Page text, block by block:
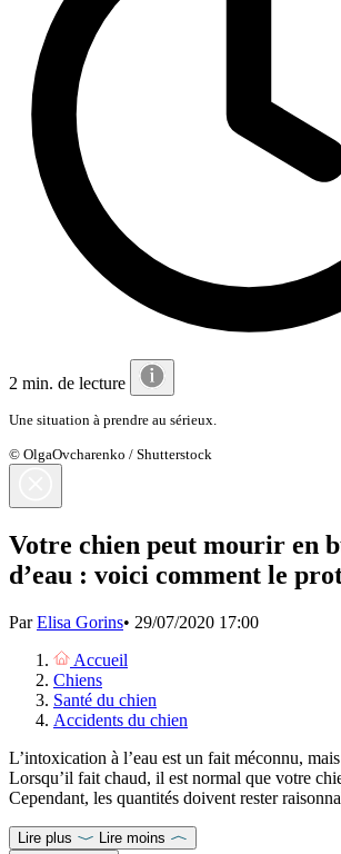
2 min. de lecture
Une situation à prendre au sérieux.
© OlgaOvcharenko / Shutterstock
Votre chien peut mourir en
d’eau : voici comment le
ParElisa Gorins• 29/07/2020 17:00
Accueil
Chiens
Santé du chien
Accidents du chien
L’intoxication à l’eau est un fait méconnu,
Lorsqu’il fait chaud, il est normal que votre
Cependant, les quantités doivent rester
Lire plus
Lire moins